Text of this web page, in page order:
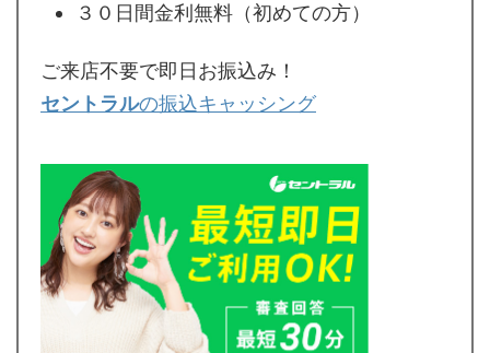
３０日間金利無料（初めての方）
ご来店不要で即日お振込み！
セントラルの振込キャッシング